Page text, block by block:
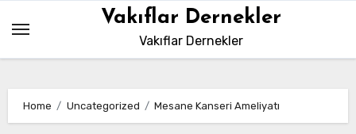
content
Vakıflar Dernekler
Vakıflar Dernekler
Home Uncategorized Mesane Kanseri Ameliyatı